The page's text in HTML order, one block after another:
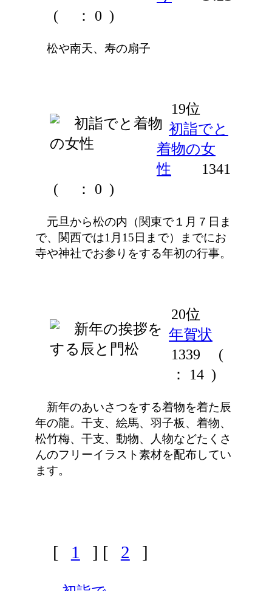
(
： 0 )
松や南天、寿の扇子
19位
初詣でと
着物の女
性
1341
(
： 0 )
元旦から松の内（関東で１月７日ま
で、関西では1月15日まで）までにお
寺や神社でお参りをする年初の行事。
20位
年賀状
1339
(
： 14 )
新年のあいさつをする着物を着た辰
年の龍。干支、絵馬、羽子板、着物、
松竹梅、干支、動物、人物などたくさ
んのフリーイラスト素材を配布してい
ます。
[ 1 ] [ 2 ]